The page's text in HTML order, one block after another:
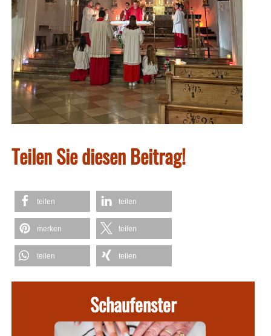
Teilen Sie diesen Beitrag!
teilen teilen
merken teilen
teilen teilen
Schaufenster